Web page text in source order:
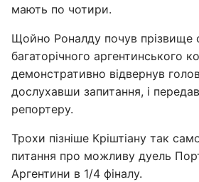
мають по чотири.
Щойно Роналду почув прізвище
багаторічного аргентинського
демонстративно відвернув
дослухавши запитання, і
репортеру.
Трохи пізніше Кріштіану так
питання про можливу дуель
Аргентини в 1/4 фіналу.